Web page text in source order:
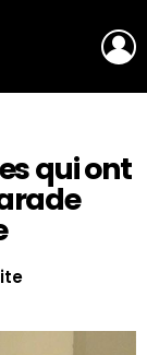
qui ont